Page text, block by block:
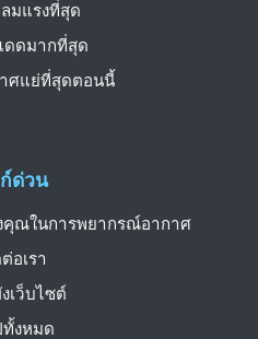
ด่วน
คุณในการพยากรณ์อากาศ
อเรา
เว็บไซต์
งหมด
มแรงที่สุด
ดดมากที่สุด
ศแย่ที่สุดตอนนี้